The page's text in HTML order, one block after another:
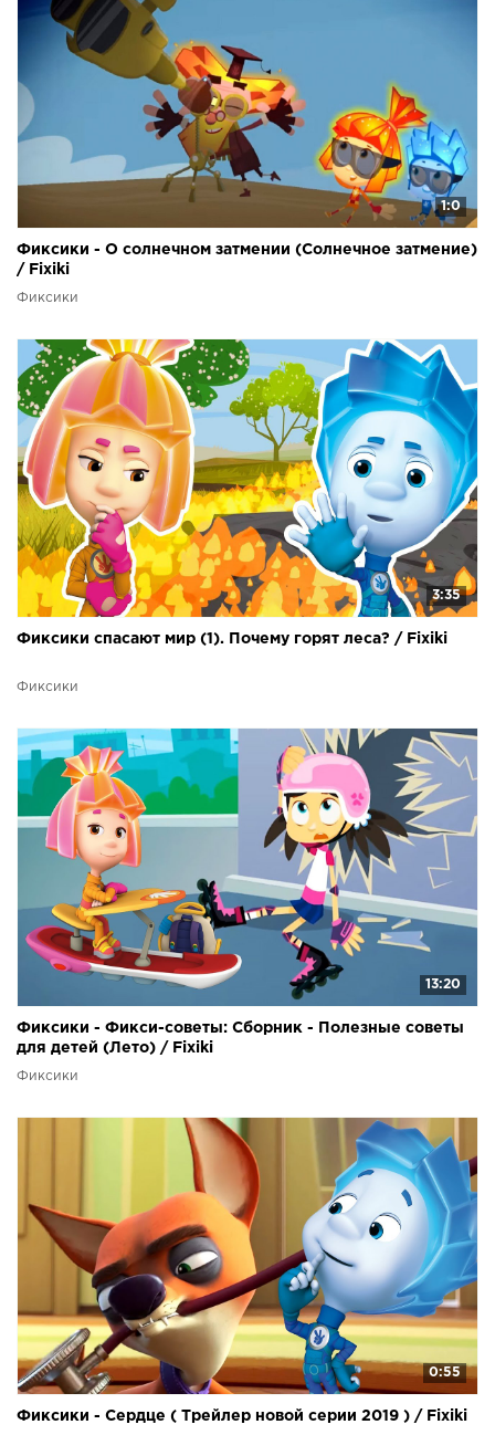
1:0
Фиксики - О солнечном затмении (Солнечное затмение)
/ Fixiki
Фиксики
3:35
Фиксики спасают мир (1). Почему горят леса? / Fixiki
Фиксики
13:20
Фиксики - Фикси-советы: Сборник - Полезные советы
для детей (Лето) / Fixiki
Фиксики
0:55
Фиксики - Сердце ( Трейлер новой серии 2019 ) / Fixiki